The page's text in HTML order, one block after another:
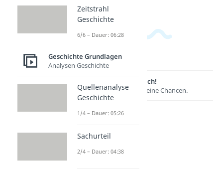
Lernen lohnt sich!
Entdecke hier deine Chancen.
Zeitstrahl
Geschichte
6/6 – Dauer: 06:28
Geschichte Grundlagen
Analysen Geschichte
Quellenanalyse
Geschichte
1/4 – Dauer: 05:26
Sachurteil
2/4 – Dauer: 04:38